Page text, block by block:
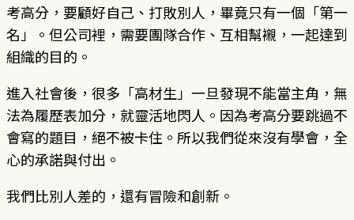
考高分，要顧好自己、打敗別人，畢竟只有一個「第一
名」。但公司裡，需要團隊合作、互相幫襯，一起達到
組織的目的。
進入社會後，很多「高材生」一旦發現不能當主角，無
法為履歷表加分，就靈活地閃人。因為考高分要跳過不
會寫的題目，絕不被卡住。所以我們從來沒有學會，全
心的承諾與付出。
我們比別人差的，還有冒險和創新。